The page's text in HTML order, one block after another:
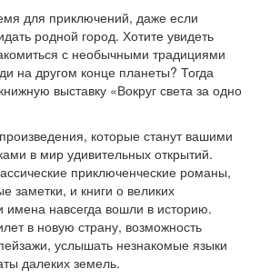
для приключений, даже если
родной город. Хотите увидеть
с необычными традициями
на другом конце планеты? Тогда
выставку «Вокруг света за одно
которые станут вашими
в мир удивительных открытий.
приключенческие романы,
заметки, и книги о великих
имена навсегда вошли в историю.
в новую страну, возможность
услышать незнакомые языки
далеких земель.